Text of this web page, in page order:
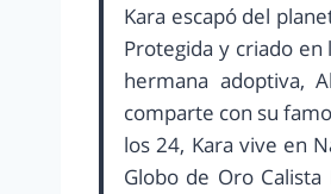
Kara escapó del
Protegida y criado en
hermana adoptiva,
comparte con su
los 24, Kara vive en
Globo de Oro